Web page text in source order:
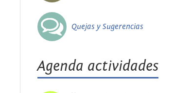
Quejas y Sugerencias
Agenda actividades